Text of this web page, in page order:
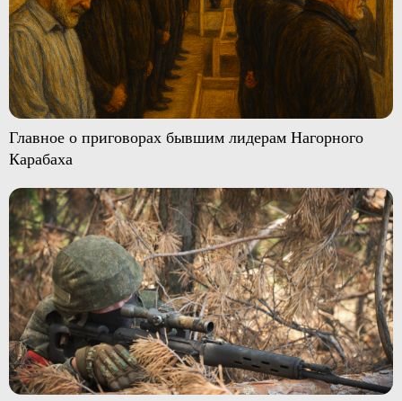
Главное о приговорах бывшим лидерам Нагорного
Карабаха